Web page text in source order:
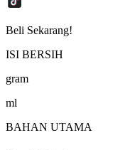
Beli Sekarang!
ISI BERSIH
gram
ml
BAHAN UTAMA